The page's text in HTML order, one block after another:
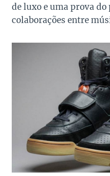
de luxo e uma prova
colaborações entre